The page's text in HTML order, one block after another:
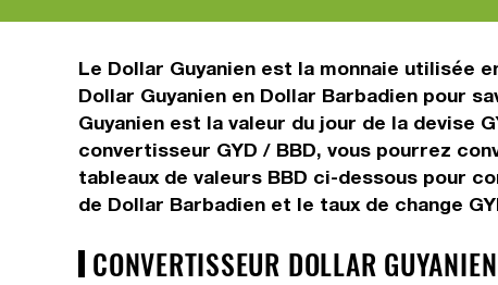
Le Dollar Guyanien est la monnaie utilisée
Dollar Guyanien en Dollar Barbadien pour
Guyanien est la valeur du jour de la devise
convertisseur GYD / BBD, vous pourrez
tableaux de valeurs BBD ci-dessous pour
de Dollar Barbadien et le taux de change
CONVERTISSEUR DOLLAR